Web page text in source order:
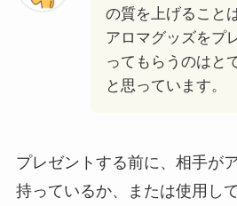
の質を上げること
アロマグッズをプ
ってもらうのはと
と思っています。
プレゼントする前に、相手が
持っているか、または使用し